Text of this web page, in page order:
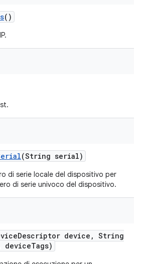
()
(String serial)
di serie locale del dispositivo per
di serie univoco del dispositivo.
Descriptor device , String
deviceTags)